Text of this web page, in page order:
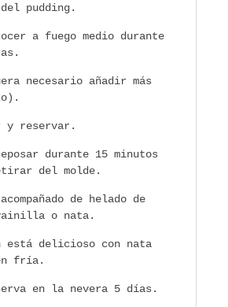
pudding.
a fuego medio durante
necesario añadir más
y reservar.
durante 15 minutos
del molde.
de helado de
o nata.
está delicioso con nata
fría.
en la nevera 5 días.